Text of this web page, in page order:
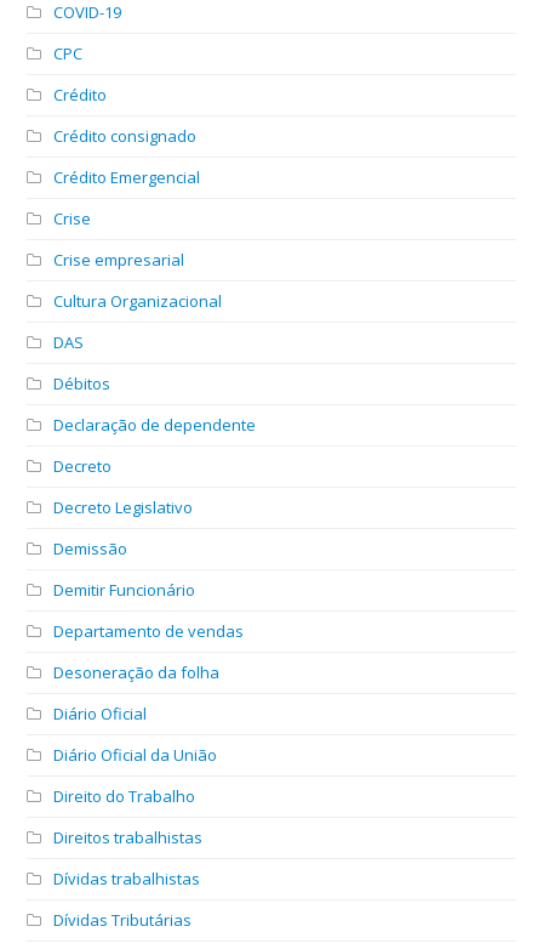
COVID-19
CPC
Crédito
Crédito consignado
Crédito Emergencial
Crise
Crise empresarial
Cultura Organizacional
DAS
Débitos
Declaração de dependente
Decreto
Decreto Legislativo
Demissão
Demitir Funcionário
Departamento de vendas
Desoneração da folha
Diário Oficial
Diário Oficial da União
Direito do Trabalho
Direitos trabalhistas
Dívidas trabalhistas
Dívidas Tributárias